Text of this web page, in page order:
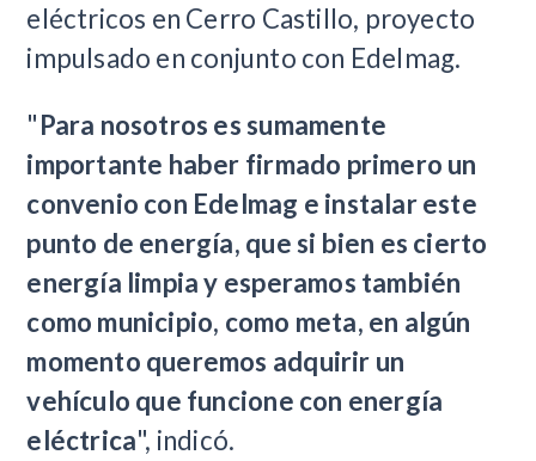
eléctricos en Cerro Castillo, proyecto
impulsado en conjunto con Edelmag.
"Para nosotros es sumamente
importante haber firmado primero un
convenio con Edelmag e instalar este
punto de energía, que si bien es cierto
energía limpia y esperamos también
como municipio, como meta, en algún
momento queremos adquirir un
vehículo que funcione con energía
eléctrica", indicó.